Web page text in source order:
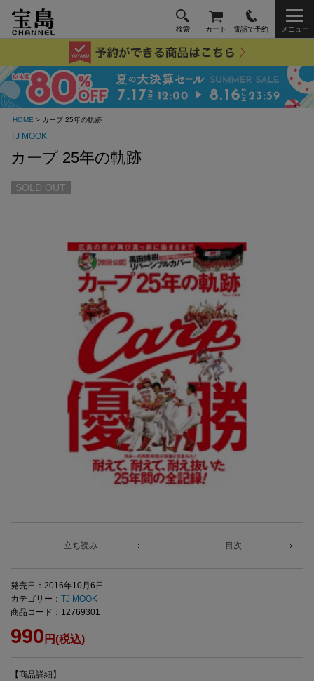
検索 カート 電話で予約 メニュー
HOME > カープ 25年の軌跡
TJ MOOK
カープ 25年の軌跡
SOLD OUT
立ち読み 目次
発売日：2016年10月6日
カテゴリー： TJ MOOK
商品コード：12769301
990 円(税込)
【商品詳細】